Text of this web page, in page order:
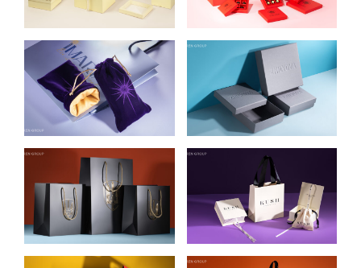
KJOBMANSGARDEN
КОМПЛЕКСНАЯ
УПАКОВКА ДЛЯ
МАГАЗИНА IMARIA
ПРЕМИАЛЬНАЯ
ECO-FIRST
УПАКОВКА ДЛЯ
ZHILYOVA
КОМПЛЕКСНАЯ
УПАКОВКА ДЛЯ
НАГРАД БОЙЦАМ
ПОДРАЗДЕЛЕНИЯ
“АЛЬФА” СБУ
КОМПЛЕКСНАЯ
УПАКОВКА ДЛЯ
ЮВЕЛИРНЫХ
УКРАШЕНИЙ KUSH
JEWELRY